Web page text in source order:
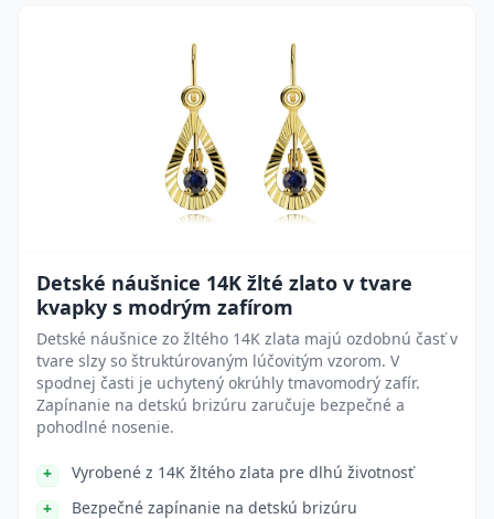
Detské náušnice 14K žlté zlato v tvare
kvapky s modrým zafírom
Detské náušnice zo žltého 14K zlata majú ozdobnú časť v
tvare slzy so štruktúrovaným lúčovitým vzorom. V
spodnej časti je uchytený okrúhly tmavomodrý zafír.
Zapínanie na detskú brizúru zaručuje bezpečné a
pohodlné nosenie.
Vyrobené z 14K žltého zlata pre dlhú životnosť
Bezpečné zapínanie na detskú brizúru